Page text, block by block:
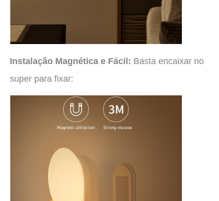
Instalação Magnética e Fácil: Basta encaixar no
super para fixar: